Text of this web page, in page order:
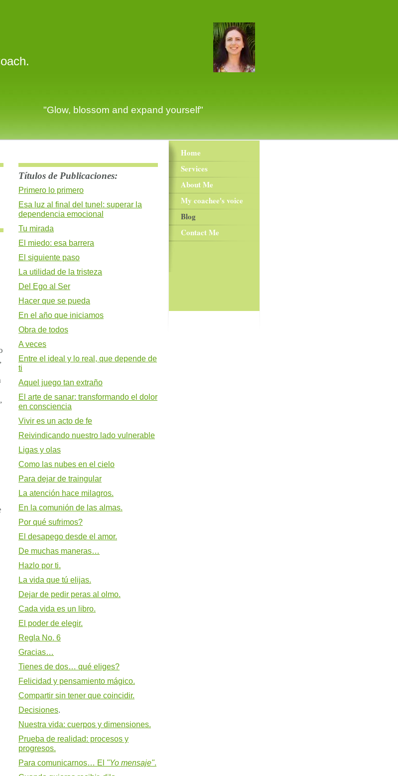
and expand yourself"
Home
Services
About Me
My coachee's voice
Blog
Contact Me
Títulos de Publicaciones:
Primero lo primero
Esa luz al final del tunel: superar la
dependencia emocional
Tu mirada
El miedo: esa barrera
El siguiente paso
La utilidad de la tristeza
Del Ego al Ser
Hacer que se pueda
En el año que iniciamos
Obra de todos
A veces
Entre el ideal y lo real, que depende de
ti
Aquel juego tan extraño
El arte de sanar: transformando el dolor
en consciencia
Vivir es un acto de fe
Reivindicando nuestro lado vulnerable
Ligas y olas
Como las nubes en el cielo
Para dejar de traingular
La atención hace milagros.
En la comunión de las almas.
Por qué sufrimos?
El desapego desde el amor.
De muchas maneras…
Hazlo por ti.
La vida que tú elijas.
Dejar de pedir peras al olmo.
Cada vida es un libro.
El poder de elegir.
Regla No. 6
Gracias…
Tienes de dos… qué eliges?
Felicidad y pensamiento mágico.
Compartir sin tener que coincidir.
Decisiones.
Nuestra vida: cuerpos y dimensiones.
Prueba de realidad: procesos y
progresos.
Para comunicarnos… El "Yo mensaje".